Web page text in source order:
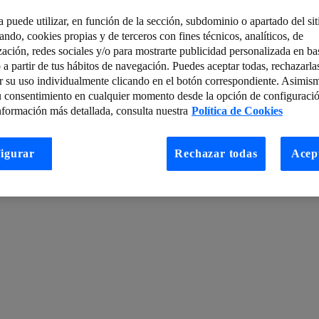
hacer las preguntas adecuadas en Ciencia de Datos?
Paper Key Noticias de Ciberseguridad: Boletín semanal 12-18
Eventos de LUCA en Noviembre que no te puedes perder
y Telefónica (Wayra) – Parte 2 de 2 10 ventajas del ‘cloud
puede utilizar, en función de la sección, subdominio o apartado del
cookies propias y de terceros con fines técnicos, analíticos, de
redes sociales y/o para mostrarte publicidad personalizada en
partir de tus hábitos de navegación. Puedes aceptar todas,
su uso individualmente clicando en el botón correspondiente.
consentimiento en cualquier momento desde la opción de
más detallada, consulta nuestra Política de Cookies
Rechazar todas